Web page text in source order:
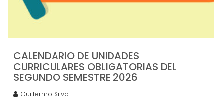
CALENDARIO DE UNIDADES
CURRICULARES OBLIGATORIAS DEL
SEGUNDO SEMESTRE 2026
Guillermo Silva